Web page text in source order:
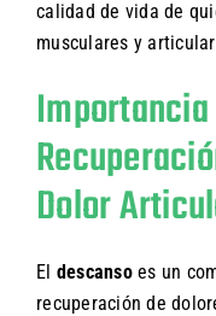
calidad de vida de
musculares y
Importancia
Dolor
El descansoes un
recuperación de